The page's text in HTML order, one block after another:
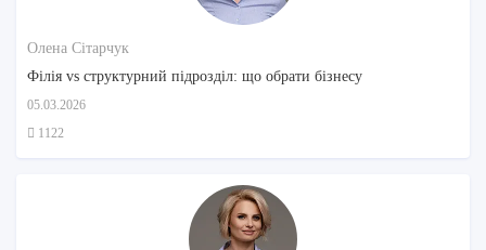
Олена Сітарчук
Філія vs структурний підрозділ: що обрати бізнесу
05.03.2026
1122